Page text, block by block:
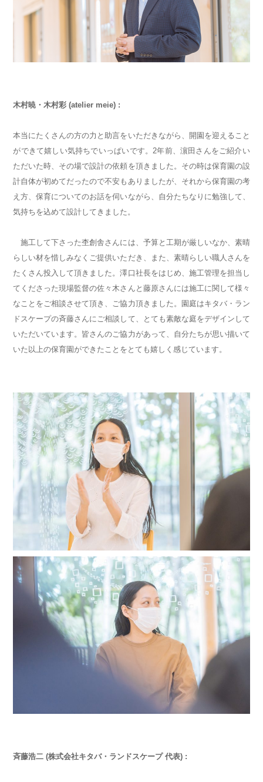
木村暁・木村彩 (atelier meie) :
本当にたくさんの方の力と助言をいただきながら、開園を迎えること
ができて嬉しい気持ちでいっぱいです。2年前、濵田さんをご紹介い
ただいた時、その場で設計の依頼を頂きました。その時は保育園の設
計自体が初めてだったので不安もありましたが、それから保育園の考
え方、保育についてのお話を伺いながら、自分たちなりに勉強して、
気持ちを込めて設計してきました。
施工して下さった杢創舎さんには、予算と工期が厳しいなか、素晴
らしい材を惜しみなくご提供いただき、また、素晴らしい職人さんを
たくさん投入して頂きました。澤口社長をはじめ、施工管理を担当し
てくださった現場監督の佐々木さんと藤原さんには施工に関して様々
なことをご相談させて頂き、ご協力頂きました。園庭はキタバ・ラン
ドスケープの斉藤さんにご相談して、とても素敵な庭をデザインして
いただいています。皆さんのご協力があって、自分たちが思い描いて
いた以上の保育園ができたことをとても嬉しく感じています。
斉藤浩二 (株式会社キタバ・ランドスケープ 代表) :